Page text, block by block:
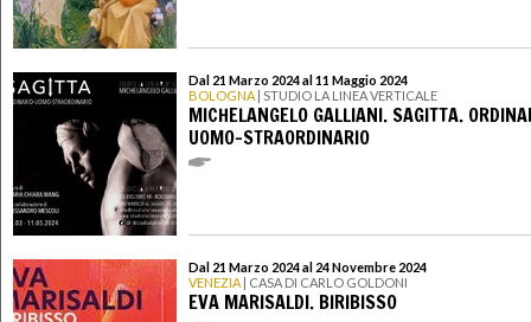
Dal 21 Marzo 2024 al 11 Maggio 2024
BOLOGNA | STUDIO LA LINEA VERTICALE
MICHELANGELO GALLIANI. SAGITTA.
UOMO-STRAORDINARIO
Dal 21 Marzo 2024 al 24 Novembre 2024
VENEZIA | CASA DI CARLO GOLDONI
EVA MARISALDI. BIRIBISSO